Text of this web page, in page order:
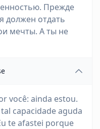
Прежде
должен отдать
мечты. А ты не
você: ainda estou.
capacidade aguda
te afastei porque